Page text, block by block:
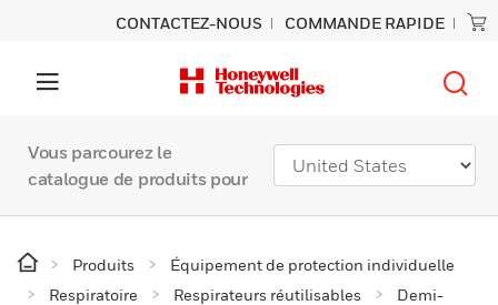
CONTACTEZ-NOUS COMMANDE RAPIDE
Vous parcourez le
catalogue de produits pour
Produits
Équipement de protection individuelle
Respiratoire
Respirateurs réutilisables
Demi-